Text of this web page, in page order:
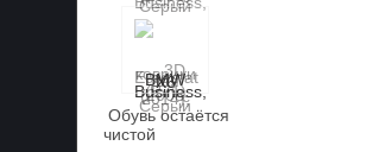
Обувь остаётся
чистой